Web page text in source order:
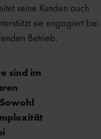
seine Kunden auch
sie engagiert bei
Betrieb.
sind im